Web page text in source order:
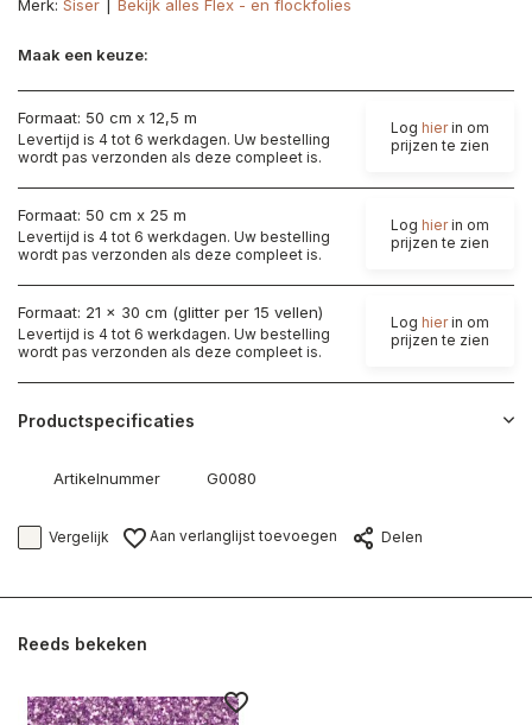
Merk: Siser Bekijk alles Flex - en flockfolies
Maak een keuze:
Formaat: 50 cm x 12,5 m
Levertijd is 4 tot 6 werkdagen. Uw bestelling
wordt pas verzonden als deze compleet is.
Log hierin om
prijzen te zien
Formaat: 50 cm x 25 m
Levertijd is 4 tot 6 werkdagen. Uw bestelling
wordt pas verzonden als deze compleet is.
Log hierin om
prijzen te zien
Formaat: 21 x 30 cm (glitter per 15 vellen)
Levertijd is 4 tot 6 werkdagen. Uw bestelling
wordt pas verzonden als deze compleet is.
Log hierin om
prijzen te zien
Productspecificaties
Artikelnummer G0080
Vergelijk Aan verlanglijst toevoegen Delen
Reeds bekeken